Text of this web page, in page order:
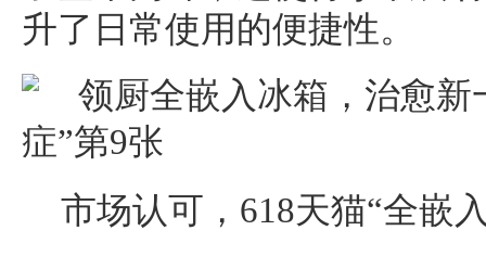
升了日常使用的便捷性。
市场认可，618天猫“全嵌